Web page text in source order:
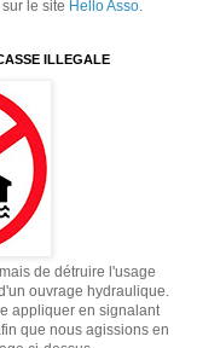
le site Hello Asso.
ILLEGALE
de détruire l'usage
ouvrage hydraulique.
appliquer en signalant
que nous agissions en